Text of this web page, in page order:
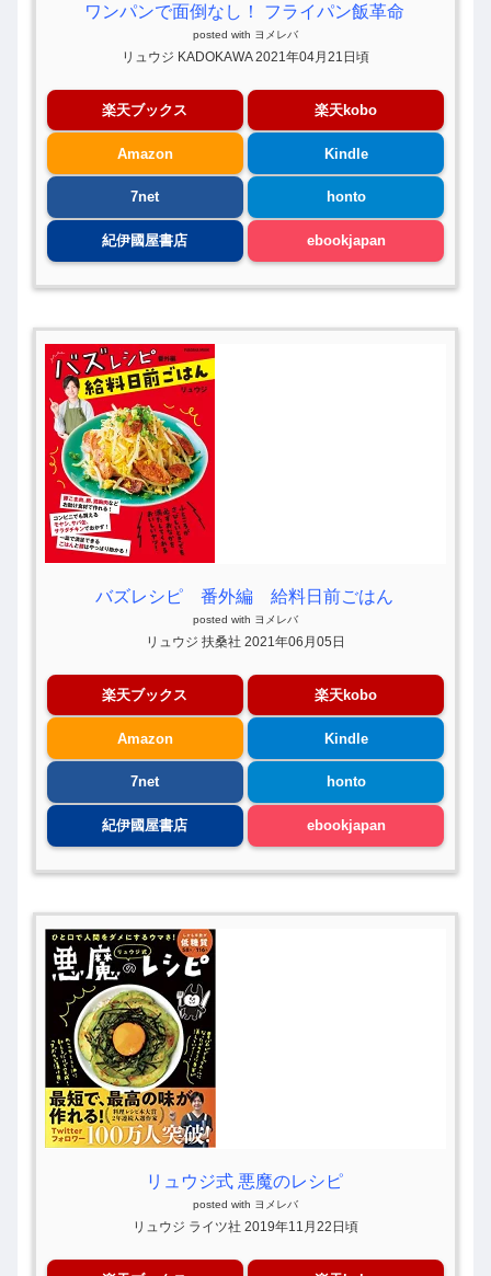
ワンパンで面倒なし！ フライパン飯革命
posted with ヨメレバ
リュウジ KADOKAWA 2021年04月21日頃
楽天ブックス 楽天kobo
Amazon Kindle
7net honto
紀伊國屋書店 ebookjapan
バズレシピ 番外編 給料日前ごはん
posted with ヨメレバ
リュウジ 扶桑社 2021年06月05日
楽天ブックス 楽天kobo
Amazon Kindle
7net honto
紀伊國屋書店 ebookjapan
リュウジ式 悪魔のレシピ
posted with ヨメレバ
リュウジ ライツ社 2019年11月22日頃